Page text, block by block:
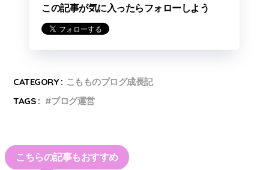
この記事が気に入ったらフォローしよう
CATEGORY : こもものブログ成長記
TAGS :
ブログ運営
こちらの記事もおすすめ